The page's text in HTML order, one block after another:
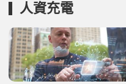
人資充電